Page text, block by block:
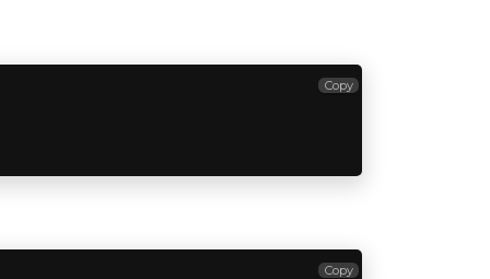
Copy
Copy